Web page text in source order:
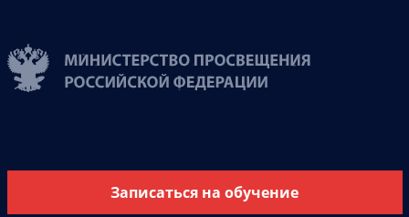
Записаться на обучение